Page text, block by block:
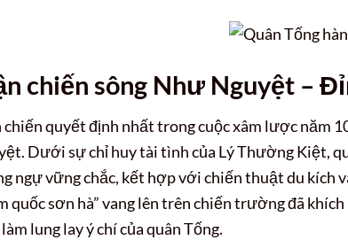
chiến sông Như Nguyệt –
chiến quyết định nhất trong cuộc xâm lược năm
Dưới sự chỉ huy tài tình của Lý Thường Kiệt,
ngự vững chắc, kết hợp với chiến thuật du kích
quốc sơn hà” vang lên trên chiến trường đã
lung lay ý chí của quân Tống.